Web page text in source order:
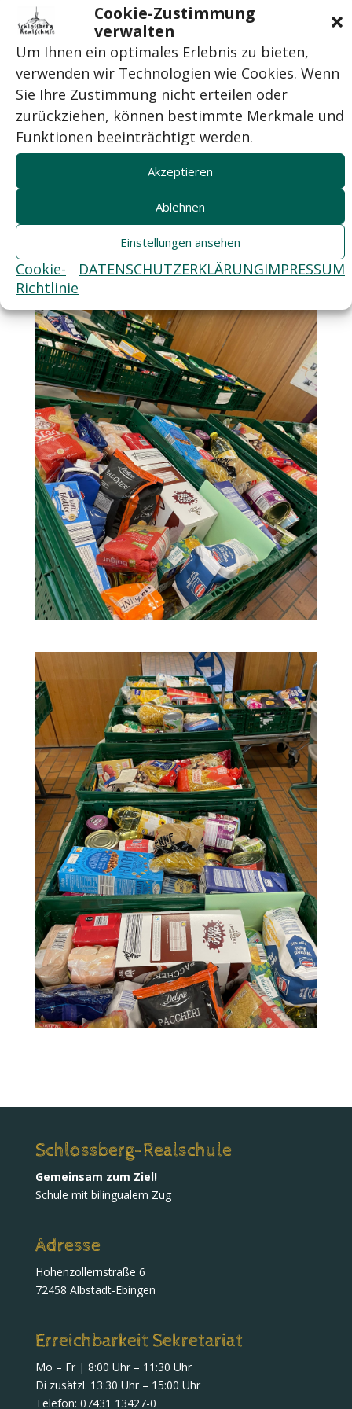
Cookie-Zustimmung
verwalten
Um Ihnen ein optimales Erlebnis zu bieten,
verwenden wir Technologien wie Cookies. Wenn
Sie Ihre Zustimmung nicht erteilen oder
zurückziehen, können bestimmte Merkmale und
Funktionen beeinträchtigt werden.
Akzeptieren
Ablehnen
Einstellungen ansehen
Cookie-
Richtlinie
DATENSCHUTZERKLÄRUNGIMPRESSUM
Schlossberg-Realschule
Gemeinsam zum Ziel!
Schule mit bilingualem Zug
Adresse
Hohenzollernstraße 6
72458 Albstadt-Ebingen
Erreichbarkeit Sekretariat
Mo – Fr | 8:00 Uhr – 11:30 Uhr
Di zusätzl. 13:30 Uhr – 15:00 Uhr
Telefon: 07431 13427-0